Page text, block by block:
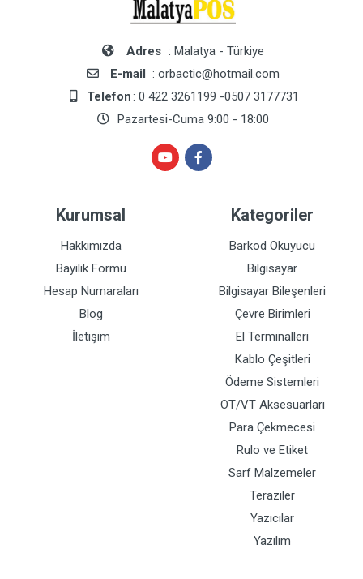
Adres : Malatya - Türkiye
E-mail : orbactic@hotmail.com
Telefon: 0 422 3261199 -0507 3177731
Pazartesi-Cuma 9:00 - 18:00
Kurumsal
Hakkımızda
Bayilik Formu
Hesap Numaraları
Blog
İletişim
Kategoriler
Barkod Okuyucu
Bilgisayar
Bilgisayar Bileşenleri
Çevre Birimleri
El Terminalleri
Kablo Çeşitleri
Ödeme Sistemleri
OT/VT Aksesuarları
Para Çekmecesi
Rulo ve Etiket
Sarf Malzemeler
Teraziler
Yazıcılar
Yazılım